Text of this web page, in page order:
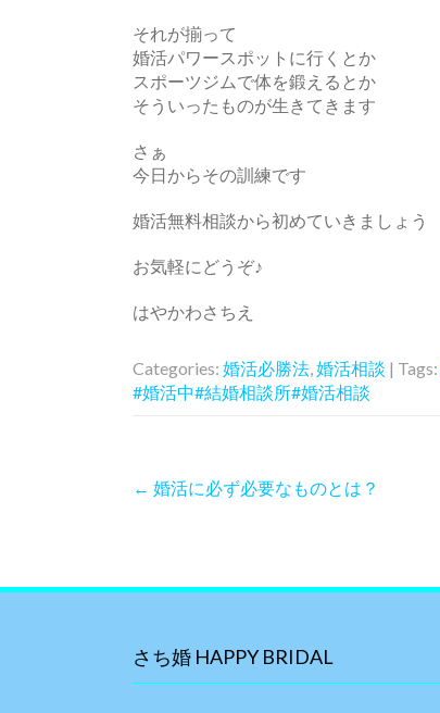
それが揃って
婚活パワースポットに行くとか
スポーツジムで体を鍛えるとか
そういったものが生きてきます
さぁ
今日からその訓練です
婚活無料相談から初めていきましょう
お気軽にどうぞ♪
はやかわさちえ
Categories: 婚活必勝法,婚活相談 | Tags:
#婚活中#結婚相談所#婚活相談
o
a
g
a
← 婚活に必ず必要なものとは？
さち婚 HAPPY BRIDAL